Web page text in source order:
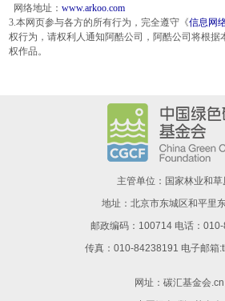
网络地址： www.arkoo.com
3.本网页参与各方的所有行为，完全遵守《信息网
权行为，请权利人通知阿酷公司，阿酷公司将根据
权作品。
主管单位：国家林业和草
地址：北京市东城区和平里
邮政编码：100714 电话：
传真：010-84238191 电子邮箱
网址： 碳汇基金会.cn